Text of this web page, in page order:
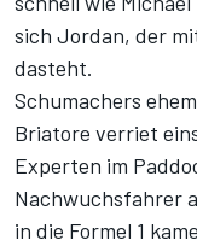
sich Jordan, der
dasteht.
Schumachers
Briatore verriet
Experten im
Nachwuchsfahrer
in die Formel 1